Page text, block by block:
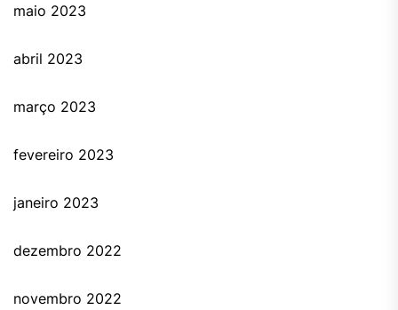
maio 2023
abril 2023
março 2023
fevereiro 2023
janeiro 2023
dezembro 2022
novembro 2022